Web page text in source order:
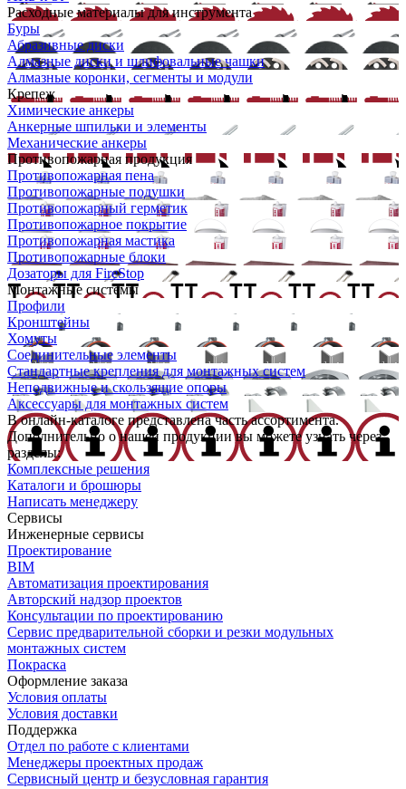
Расходные материалы для инструмента
Буры
Абразивные диски
Алмазные диски и шлифовальные чашки
Алмазные коронки, сегменты и модули
Крепеж
Химические анкеры
Анкерные шпильки и элементы
Механические анкеры
Противопожарная продукция
Противопожарная пена
Противопожарные подушки
Противопожарный герметик
Противопожарное покрытие
Противопожарная мастика
Противопожарные блоки
Дозаторы для FireStop
Монтажные системы
Профили
Кронштейны
Хомуты
Соединительные элементы
Стандартные крепления для монтажных систем
Неподвижные и скользящие опоры
Аксессуары для монтажных систем
В онлайн-каталоге представлена часть ассортимента.
Дополнительно о нашей продукции вы можете узнать через
разделы:
Комплексные решения
Каталоги и брошюры
Написать менеджеру
Сервисы
Инженерные сервисы
Проектирование
BIM
Автоматизация проектирования
Авторский надзор проектов
Консультации по проектированию
Сервис предварительной сборки и резки модульных
монтажных систем
Покраска
Оформление заказа
Условия оплаты
Условия доставки
Поддержка
Отдел по работе с клиентами
Менеджеры проектных продаж
Сервисный центр и безусловная гарантия